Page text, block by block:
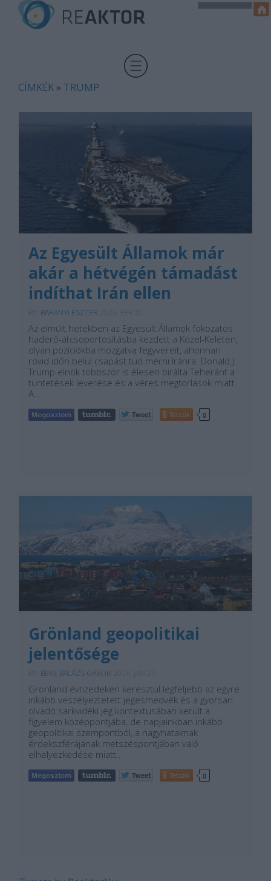
CÍMKÉK » TRUMP
Az Egyesült Államok már
akár a hétvégén támadást
indíthat Irán ellen
BARANYI ESZTER
Az elmúlt hetekben az Egyesült Államok fokozatos
haderő-átcsoportosításba kezdett a Közel-Keleten,
olyan pozíciókba mozgatva fegyvereit, ahonnan
rövid időn belül csapást tud mérni Iránra. Donald J.
Trump elnök többször is élesen bírálta Teheránt a
tüntetések leverése és a véres megtorlások miatt.
A…
Tetszik 0
Grönland geopolitikai
jelentősége
BEKE BALÁZS GÁBOR
Grönland évtizedeken keresztül legfeljebb az egyre
inkább veszélyeztetett jegesmedvék és a gyorsan
olvadó sarkvidéki jég kontextusában került a
figyelem középpontjába, de napjainkban inkább
geopolitikai szempontból, a nagyhatalmak
érdekszférájának metszéspontjában való
elhelyezkedése miatt…
Tetszik 0